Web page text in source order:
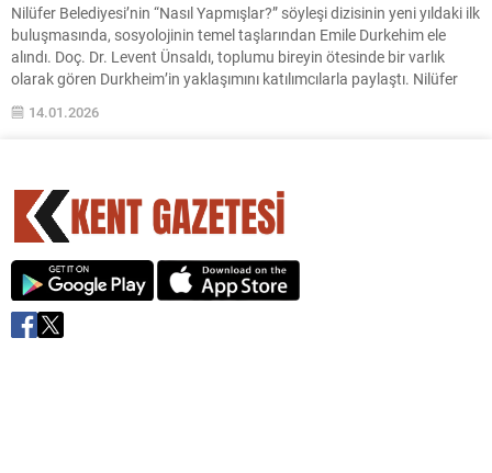
Nilüfer Belediyesi’nin “Nasıl Yapmışlar?” söyleşi dizisinin yeni yıldaki ilk
buluşmasında, sosyolojinin temel taşlarından Emile Durkehim ele
alındı. Doç. Dr. Levent Ünsaldı, toplumu bireyin ötesinde bir varlık
olarak gören Durkheim’in yaklaşımını katılımcılarla paylaştı. Nilüfer
Yapmışlar?” söyleşi serisinin yeni yıldaki ilk oturumu Pancar
14.01.2026